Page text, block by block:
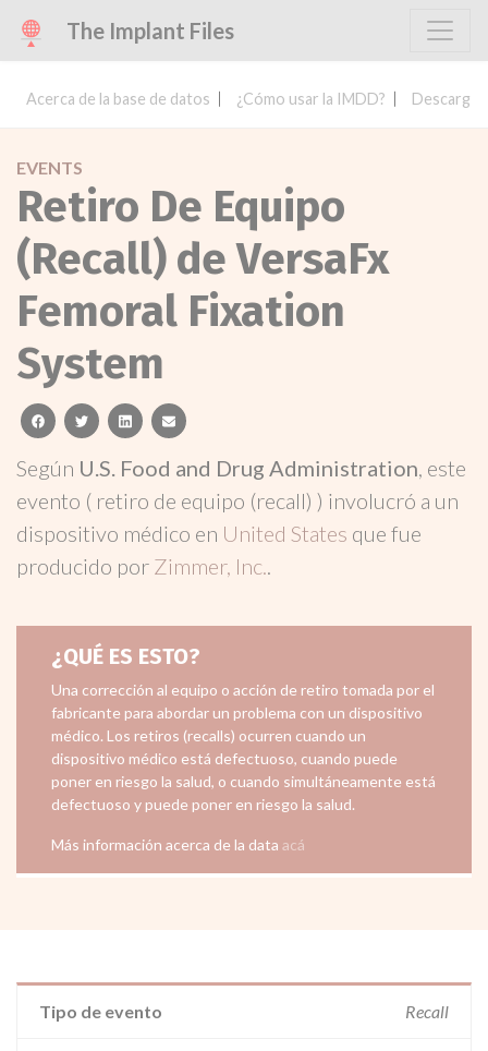
The Implant Files
Acerca de la base de datos ¿Cómo usar la IMDD? Descargar
EVENTS
Retiro De Equipo
(Recall) de VersaFx
Femoral Fixation
System
facebooktwitterlinkedinemail
Según U.S. Food and Drug Administration, este
evento ( retiro de equipo (recall) ) involucró a un
dispositivo médico en United States que fue
producido por Zimmer, Inc..
¿QUÉ ES ESTO?
Una corrección al equipo o acción de retiro tomada por el
fabricante para abordar un problema con un dispositivo
médico. Los retiros (recalls) ocurren cuando un
dispositivo médico está defectuoso, cuando puede
poner en riesgo la salud, o cuando simultáneamente está
defectuoso y puede poner en riesgo la salud.
Más información acerca de la data acá
Tipo de evento Recall